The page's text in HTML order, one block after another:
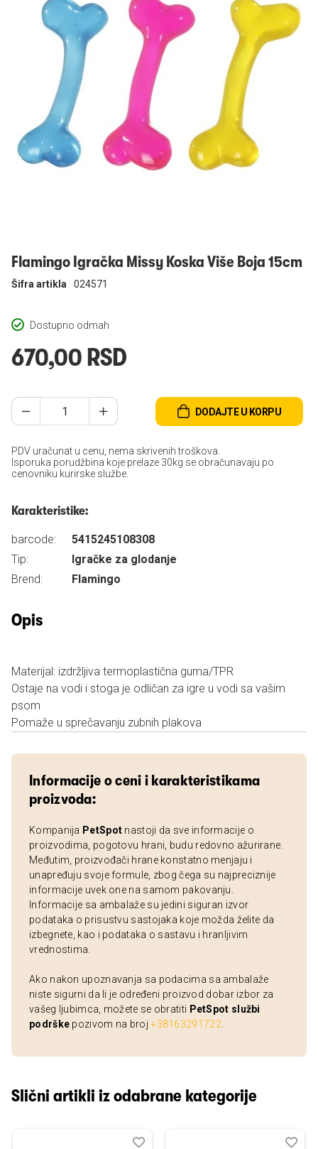
Prijavi se
Flamingo Igračka Missy Koska Više Boja 15cm
Dostupno odmah
Šifra artikla 024571
670,00 RSD
DODAJTE U KORPU
PDV uračunat u cenu, nema skrivenih troškova.
Isporuka porudžbina koje prelaze 30kg se obračunavaju po
cenovniku kurirske službe.
Karakteristike:
barcode:
5415245108308
Tip:
Igračke za glodanje
Brend:
Flamingo
Opis
Materijal: izdržljiva termoplastična guma/TPR
Ostaje na vodi i stoga je odličan za igre u vodi sa vašim
psom
Pomaže u sprečavanju zubnih plakova
Informacije o ceni i karakteristikama
proizvoda:
Kompanija PetSpot nastoji da sve informacije o
proizvodima, pogotovu hrani, budu redovno ažurirane.
Međutim, proizvođači hrane konstatno menjaju i
unapređuju svoje formule, zbog čega su najpreciznije
informacije uvek one na samom pakovanju.
Informacije sa ambalaže su jedini siguran izvor
podataka o prisustvu sastojaka koje možda želite da
izbegnete, kao i podataka o sastavu i hranljivim
vrednostima.
Ako nakon upoznavanja sa podacima sa ambalaže
niste sigurni da li je određeni proizvod dobar izbor za
vašeg ljubimca, možete se obratiti PetSpot službi
podrške pozivom na broj+38163291722
Slični artikli iz odabrane kategorije
Dodaj
Uporedi